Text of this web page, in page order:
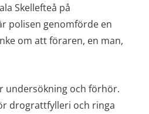
Skellefteå på
polisen genomförde en
om att föraren, en man,
undersökning och förhör.
drograttfylleri och ringa